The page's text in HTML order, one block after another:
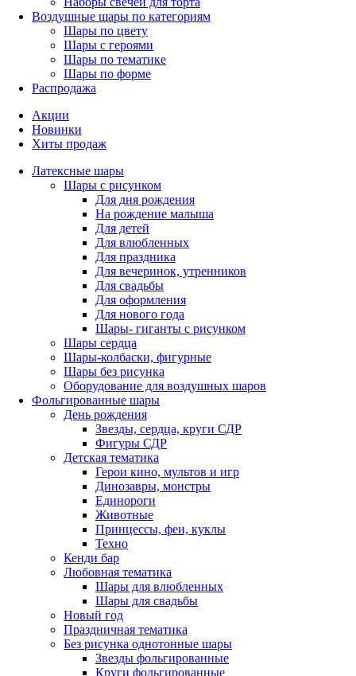
Воздушные шары по категориям
Шары по цвету
Шары с героями
Шары по тематике
Шары по форме
Распродажа
Акции
Новинки
Хиты продаж
Латексные шары
Шары с рисунком
Для дня рождения
На рождение малыша
Для детей
Для влюбленных
Для праздника
Для вечеринок, утренников
Для свадьбы
Для оформления
Для нового года
Шары- гиганты с рисунком
Шары сердца
Шары-колбаски, фигурные
Шары без рисунка
Оборудование для воздушных шаров
Фольгированные шары
День рождения
Звезды, сердца, круги СДР
Фигуры СДР
Детская тематика
Герои кино, мультов и игр
Динозавры, монстры
Единороги
Животные
Принцессы, феи, куклы
Техно
Кенди бар
Любовная тематика
Шары для влюбленных
Шары для свадьбы
Новый год
Праздничная тематика
Без рисунка однотонные шары
Звезды фольгированные
Круги фольгированные